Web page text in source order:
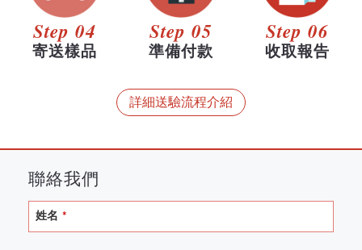
Step 04
寄送樣品
Step 05
準備付款
Step 06
收取報告
詳細送驗流程介紹
聯絡我們
姓名 *